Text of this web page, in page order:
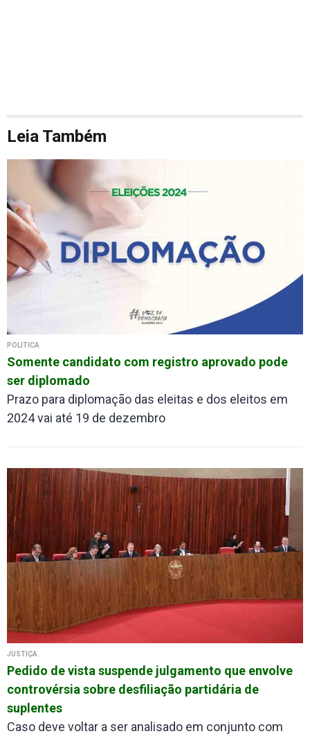
Leia Também
POLÍTICA
Somente candidato com registro aprovado pode
ser diplomado
Prazo para diplomação das eleitas e dos eleitos em
2024 vai até 19 de dezembro
JUSTIÇA
Pedido de vista suspende julgamento que envolve
controvérsia sobre desfiliação partidária de
suplentes
Caso deve voltar a ser analisado em conjunto com